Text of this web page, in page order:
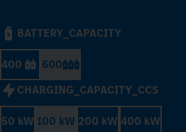
BATTERY_CAPACITY
400
600
CHARGING_CAPACITY_CCS
50 kW 100 kW 200 kW 400 kW